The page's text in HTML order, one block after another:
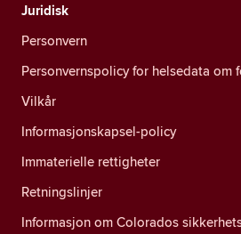
Juridisk
Personvern
Personvernspolicy for helsedata om
Vilkår
Informasjonskapsel-policy
Immaterielle rettigheter
Retningslinjer
Informasjon om Colorados